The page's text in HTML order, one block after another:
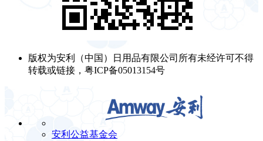
版权为安利（中国）日用品有限公司所有未经许可不得
转载或链接，粤ICP备05013154号
安利公益基金会